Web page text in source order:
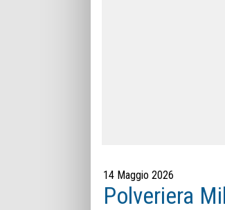
14 Maggio 2026
Polveriera